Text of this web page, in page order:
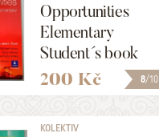
8/10
Opportunities
Elementary
Student´s book
200 Kč
KOLEKTIV